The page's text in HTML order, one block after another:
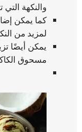
والنكهة
كما يمكن
لمزيد من
يمكن أيضًا
مسحوق